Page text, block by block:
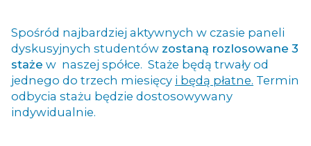
Spośród najbardziej aktywnych w czasie paneli
dyskusyjnych studentów zostaną rozlosowane 3
staże w naszej spółce. Staże będą trwały od
jednego do trzech miesięcy i będą płatne. Termin
odbycia stażu będzie dostosowywany
indywidualnie.